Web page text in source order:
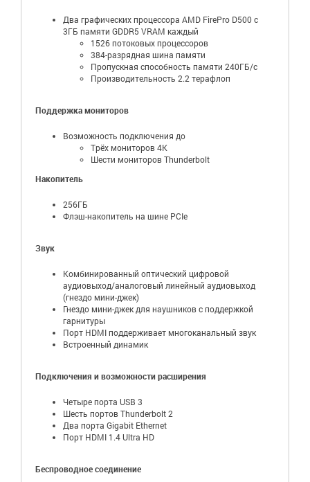
Два графических процессора AMD FirePro D500 с
3ГБ памяти GDDR5 VRAM каждый
1526 потоковых процессоров
384-разрядная шина памяти
Пропускная способность памяти 240ГБ/с
Производительность 2.2 терафлоп
Поддержка мониторов
Возможность подключения до
Трёх мониторов 4K
Шести мониторов Thunderbolt
Накопитель
256ГБ
Флэш-накопитель на шине PCIe
Звук
Комбинированный оптический цифровой
аудиовыход/аналоговый линейный аудиовыход
(гнездо мини-джек)
Гнездо мини-джек для наушников с поддержкой
гарнитуры
Порт HDMI поддерживает многоканальный звук
Встроенный динамик
Подключения и возможности расширения
Четыре порта USB 3
Шесть портов Thunderbolt 2
Два порта Gigabit Ethernet
Порт HDMI 1.4 Ultra HD
Беспроводное соединение